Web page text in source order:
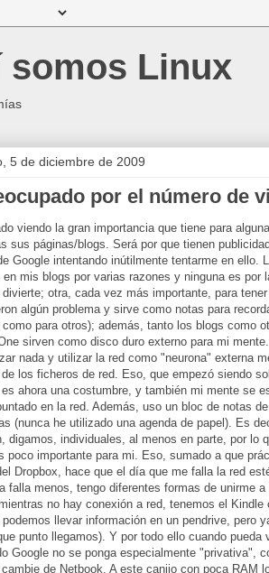
somos Linux
5 de diciembre de 2009
por el número de
viendo la gran importancia que tiene para
sus páginas/blogs. Será por que tienen
Google intentando inútilmente tentarme en ello.
en mis blogs por varias razones y ninguna es por
divierte; otra, cada vez más importante, para
algún problema y sirve como notas para
como para otros); además, tanto los blogs como
sirven como disco duro externo para mi
nada y utilizar la red como "neurona" externa
de los ficheros de red. Eso, que empezó siendo
es ahora una costumbre, y también mi mente se
en la red. Además, uso un bloc de notas
(nunca he utilizado una agenda de papel). Es
digamos, individuales, al menos en parte, por lo
poco importante para mi. Eso, sumado a que
Dropbox, hace que el día que me falla la red
falla menos, tengo diferentes formas de unirme
no hay conexión a red, tenemos el Kindle
podemos llevar información en un pendrive, pero
punto llegamos). Y por todo ello cuando
Google no se ponga especialmente "privativa",
de Netbook. A este canijo con poca RAM